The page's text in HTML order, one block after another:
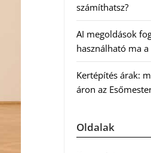
számíthatsz?
AI megoldások
használható ma
Kertépítés árak:
áron az
Oldalak